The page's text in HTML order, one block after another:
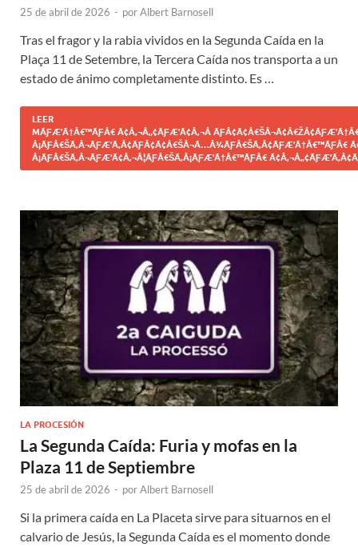
25 de abril de 2026 - porAlbert Barnosell
Tras el fragor y la rabia vividos en la Segunda Caída en la
Plaça 11 de Setembre, la Tercera Caída nos transporta a un
estado de ánimo completamente distinto. Es …
LEER
MÃƑÆ’Ã†Â€™ÃƑÂ€ Ã¢Â‚¬Â„¢ÃƑÆ’Ã¢Â‚¬Â
Â¡ÃƑÂ€ŠÃ‚Â¬ÃƑÆ’Ã‚Â¢ÃƑÂ¢Ã¢Â€ŠÂ¬Ã…Â¾ÃƑÂ€ŠÃ‚Â¢ÃƑÆ’Ã†Â€™ÃƑÂ€
Â¡ÃƑÂ€ŠÃ‚Â¬ÃƑÆ’Ã¢Â‚¬Â¦ÃƑÂ€ŠÃ‚Â¡ÃƑÆ’Ã†Â€™ÃƑÂ€
LA PROCESIÓN
La Segunda Caída: Furia y mofas en la
Plaza 11 de Septiembre
25 de abril de 2026 - porAlbert Barnosell
Si la primera caída en La Placeta sirve para situarnos en el
calvario de Jesús, la Segunda Caída es el momento donde